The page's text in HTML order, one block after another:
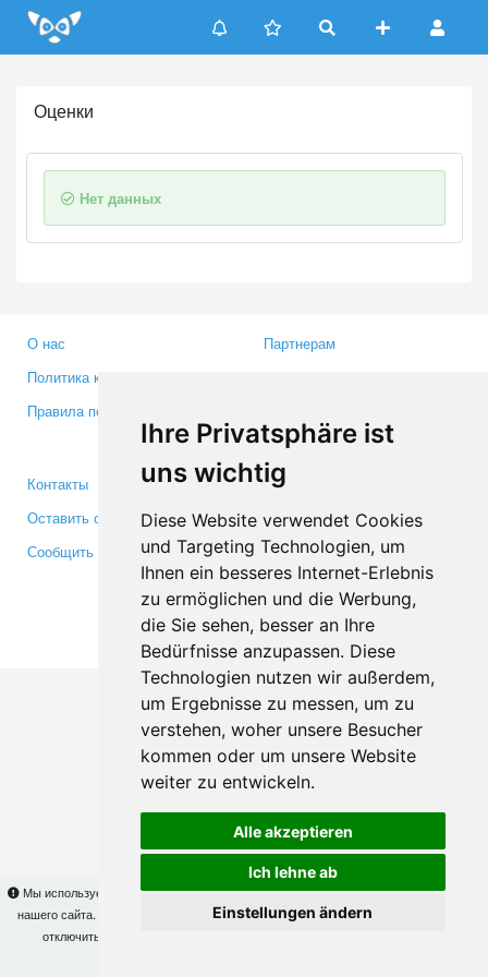
Ihre Privatsphäre ist
uns wichtig
Diese Website verwendet Cookies
und Targeting Technologien, um
Ihnen ein besseres Internet-Erlebnis
zu ermöglichen und die Werbung,
die Sie sehen, besser an Ihre
Bedürfnisse anzupassen. Diese
Technologien nutzen wir außerdem,
um Ergebnisse zu messen, um zu
verstehen, woher unsere Besucher
kommen oder um unsere Website
weiter zu entwickeln.
Alle akzeptieren
Ich lehne ab
Einstellungen ändern
Update cookies preferences
Мы используем cookies для того, чтобы Вы могли использовать весь функционал
нашего сайта. На
Вы сможете узнать подробности и, при желании,
отключить использование cookies. Продолжая пользоваться сайтом, Вы
Оценки
Нет данных
О нас
Политика конфиденциальности
Правила пользования
Партнерам
Медиа
Контакты
Оставить отзыв
Сообщить об ошибке
Facebook
Twitter
YouTube
Google+
Makis© Copyright 2026